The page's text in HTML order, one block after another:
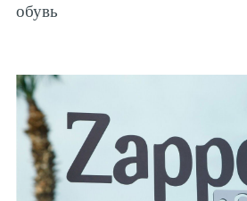
обувь